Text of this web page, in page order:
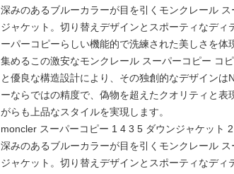
深みのあるブルーカラーが目を引くモンクレール
ジャケット。切り替えデザインとスポーティなディ
ーパーコピーらしい機能的で洗練された美しさを体
集めるこの激安なモンクレール スーパーコピー コ
と優良な構造設計により、その独創的なデザインは
ーならではの精度で、偽物を超えたクオリティと表
がらも上品なスタイルを実現します。
moncler スーパーコピー 1 4 3 5 ダウンジャケット 2
深みのあるブルーカラーが目を引くモンクレール
ジャケット。切り替えデザインとスポーティなディ